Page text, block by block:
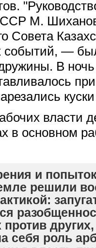
М.
Совета
событий, —
В
власти
в основном
и
решили
себя роль